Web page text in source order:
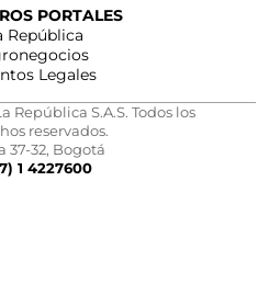
PORTALES
República
Legales
República S.A.S. Todos los
reservados.
37-32, Bogotá
1 4227600